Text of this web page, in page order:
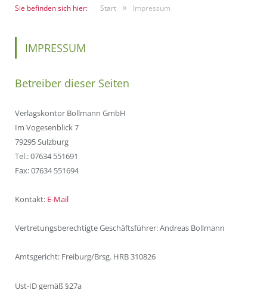
Sie befinden sich hier: Start » Impressum
IMPRESSUM
Betreiber dieser Seiten
Verlagskontor Bollmann GmbH
Im Vogesenblick 7
79295 Sulzburg
Tel.: 07634 551691
Fax: 07634 551694
Kontakt: E-Mail
Vertretungsberechtigte Geschäftsführer: Andreas Bollmann
Amtsgericht: Freiburg/Brsg. HRB 310826
Ust-ID gemäß §27a